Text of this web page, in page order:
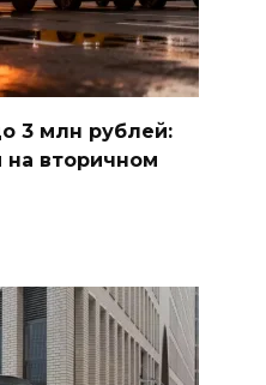
3 млн рублей:
вторичном